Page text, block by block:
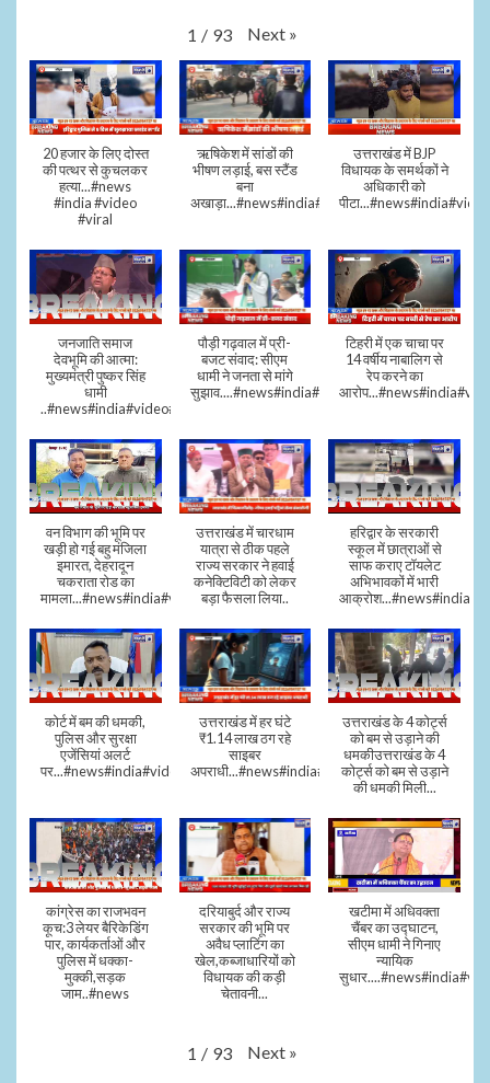
1 / 93 Next »
20 हजार के लिए दोस्त
की पत्थर से कुचलकर
हत्या...#news
#india #video
#viral
ऋषिकेश में सांडों की
भीषण लड़ाई, बस स्टैंड
बना
अखाड़ा...#news#india#video#viral
उत्तराखंड में BJP
विधायक के समर्थकों ने
अधिकारी को
जनजाति समाज
देवभूमि की आत्मा:
मुख्यमंत्री पुष्कर सिंह
धामी
..#news#india#video#viral
पौड़ी गढ़वाल में प्री-
बजट संवाद: सीएम
धामी ने जनता से मांगे
सुझाव....#news#india#video#viral
टिहरी में एक चाचा पर
14 वर्षीय नाबालिग से
रेप करने का
वन विभाग की भूमि पर
खड़ी हो गई बहु मंजिला
इमारत, देहरादून
चकराता रोड का
मामला...#news#india#video
उत्तराखंड में चारधाम
यात्रा से ठीक पहले
राज्य सरकार ने हवाई
कनेक्टिविटी को लेकर
बड़ा फैसला लिया..
हरिद्वार के सरकारी
स्कूल में छात्राओं से
साफ कराए टॉयलेट
अभिभावकों में भारी
आक्रोश...#news#india
कोर्ट में बम की धमकी,
पुलिस और सुरक्षा
एजेंसियां अलर्ट
पर...#news#india#video#viral
उत्तराखंड में हर घंटे
₹1.14 लाख ठग रहे
साइबर
अपराधी...#news#india#video#viral
उत्तराखंड के 4 कोर्ट्स
को बम से उड़ाने की
धमकीउत्तराखंड के 4
कोर्ट्स को बम से उड़ाने
की धमकी मिली...
कांग्रेस का राजभवन
कूच:3 लेयर बैरिकेडिंग
पार, कार्यकर्ताओं और
पुलिस में धक्का-
मुक्की,सड़क
जाम..#news
दरियाबुर्द और राज्य
सरकार की भूमि पर
अवैध प्लाटिंग का
खेल,कब्जाधारियों को
विधायक की कड़ी
चेतावनी...
खटीमा में अधिवक्ता
चैंबर का उद्घाटन,
सीएम धामी ने गिनाए
न्यायिक
1 / 93 Next »